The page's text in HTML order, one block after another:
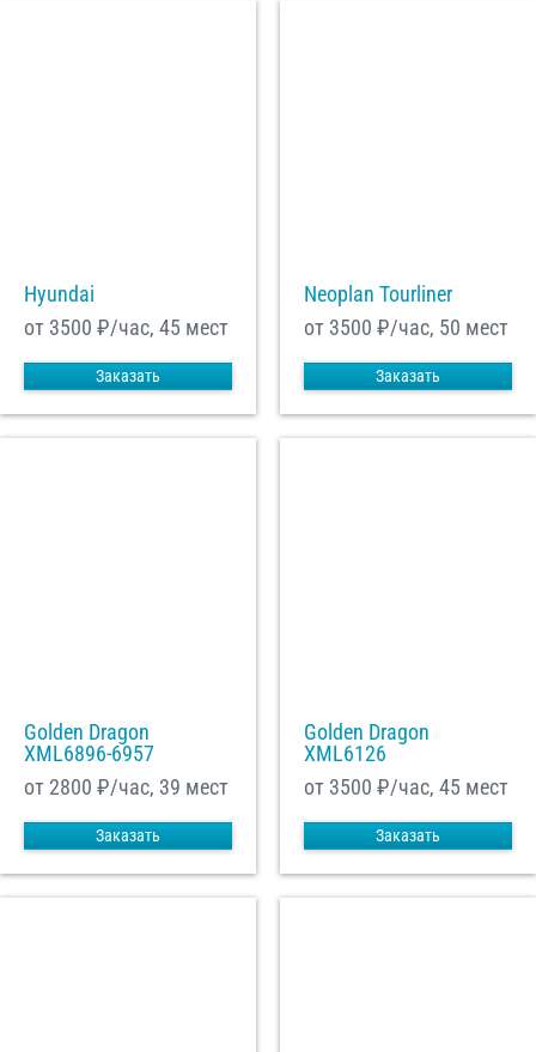
Hyundai
от 3500 ₽/час, 45 мест
Заказать
Neoplan Tourliner
от 3500 ₽/час, 50 мест
Заказать
Golden Dragon
XML6896-6957
от 2800 ₽/час, 39 мест
Заказать
Golden Dragon
XML6126
от 3500 ₽/час, 45 мест
Заказать